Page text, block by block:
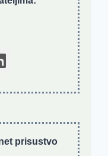
prisustvo